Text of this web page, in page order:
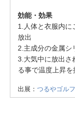
効能・効果
1.人体と衣服内
放出
2.主成分の金属シ
3.大気中に放出さ
る事で温度上昇を
出展： つるやゴルフ